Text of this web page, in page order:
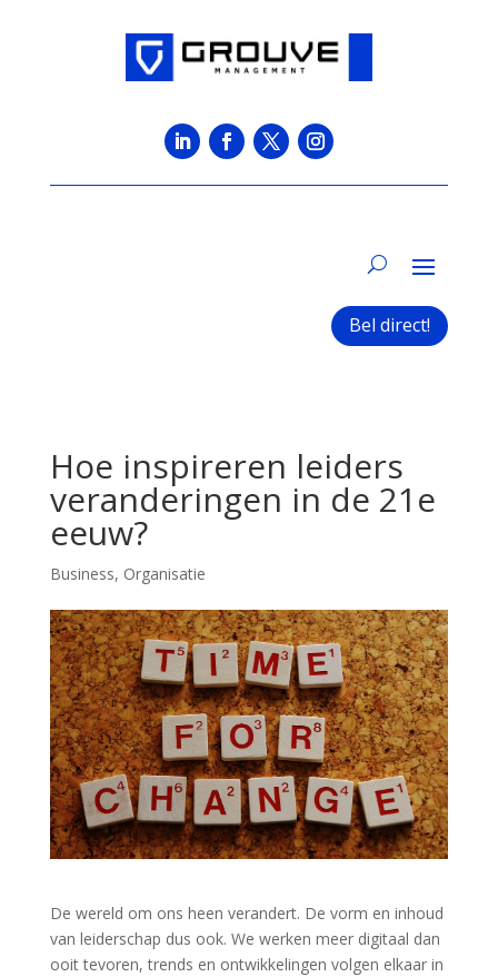
Bel direct!
Hoe inspireren leiders
veranderingen in de 21e
eeuw?
Business, Organisatie
De wereld om ons heen verandert. De vorm en inhoud
van leiderschap dus ook. We werken meer digitaal dan
ooit tevoren, trends en ontwikkelingen volgen elkaar in